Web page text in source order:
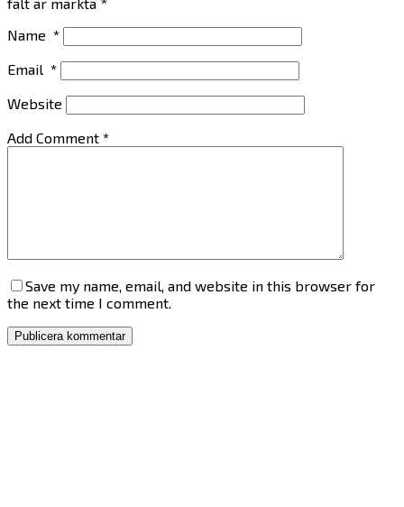
Name *
Email *
Website
Add Comment *
Save my name, email, and website in this browser for
the next time I comment.
Publicera kommentar